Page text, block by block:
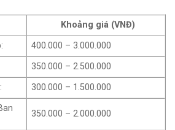
Khoảng giá (VNĐ)
400.000 – 3.000.000
350.000 – 2.500.000
300.000 – 1.500.000
350.000 – 2.000.000